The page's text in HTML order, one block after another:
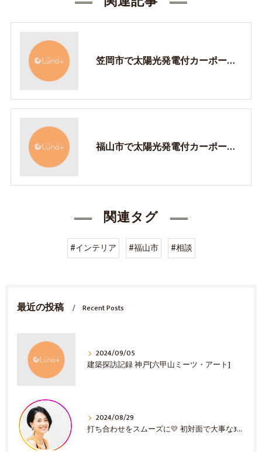
笠岡市で太陽光発電付カーポートは樹-itsuki-で！
福山市で太陽光発電付カーポートは樹-itsuki-で！
関連タグ
#インテリア #福山市 #相談
最近の投稿 Recent Posts
2024/09/05
建築探訪記録 神戸[六甲山ミーツ・アート]
2024/08/29
打ち合わせをスムーズに💛 初対面で大事な3選！